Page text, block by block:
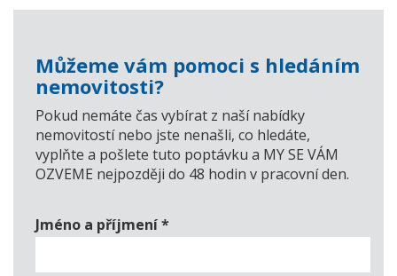
Můžeme vám pomoci s hledáním
nemovitosti?
Pokud nemáte čas vybírat z naší nabídky
nemovitostí nebo jste nenašli, co hledáte,
vyplňte a pošlete tuto poptávku a MY SE VÁM
OZVEME nejpozději do 48 hodin v pracovní den.
Jméno a příjmení*